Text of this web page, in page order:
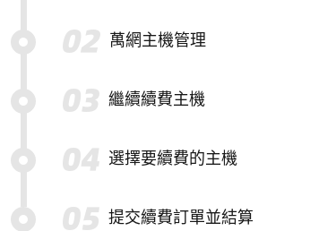
萬網主機管理
繼續續費主機
選擇要續費的主機
提交續費訂單並結算